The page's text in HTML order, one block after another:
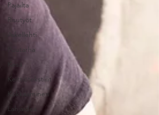
Pajailta
Risutyöt
Askellehti
Puutarha
Keittiötekstiilit
Kokkaaminen
Lahjaidea